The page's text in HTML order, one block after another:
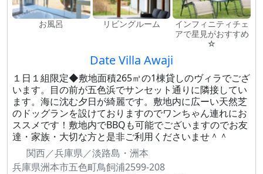
お風呂 リビングルーム
インフィニティチェ
アで星見がおすすめ
☆
Date Villa Awaji
１日１組限定◆敷地面積265㎡の1棟貸しのヴィラでござ
います。目の前が五色浜でサンセット通りに隣接してい
ます。海に沈む夕日が綺麗です。敷地内に広ーい天然芝
のドッグランを設けておりますのでワンちゃん連れにお
ススメです！敷地内でBBQも可能でございますのでお友
達・家族・大切な方と是非ご利用くださいませ＾＾
関西／兵庫県／淡路島・洲本
兵庫県洲本市五色町鳥飼浦2599-208